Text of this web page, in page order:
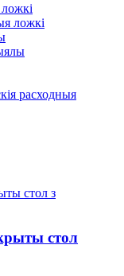
ложкі
расходныя
стол